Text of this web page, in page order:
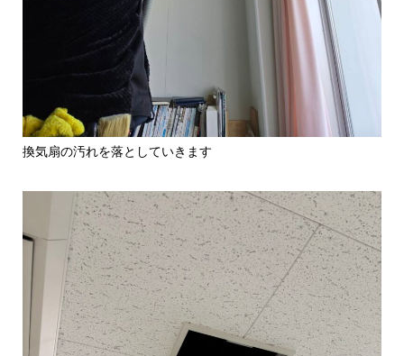
換気扇の汚れを落としていきます